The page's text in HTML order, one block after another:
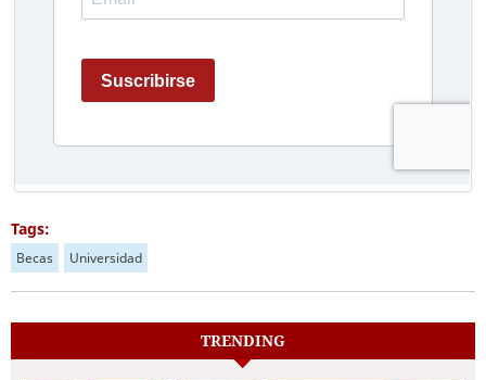
Tags:
Becas Universidad
TRENDING